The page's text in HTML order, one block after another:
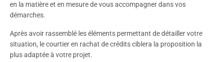
en la matière et en mesure de vous accompagner dans vos
démarches.
Après avoir rassemblé les éléments permettant de détailler votre
situation, le courtier en rachat de crédits ciblera la proposition la
plus adaptée à votre projet.